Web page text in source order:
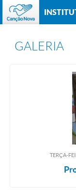
GALERIA
TERÇA-